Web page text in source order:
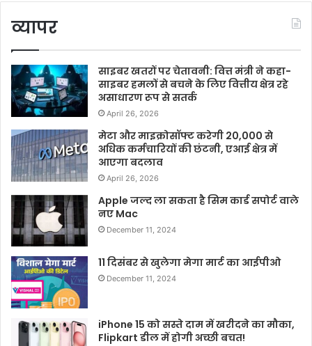
व्यापर
साइबर खतरों पर चेतावनी: वित्त मंत्री ने कहा-
साइबर हमलों से बचने के लिए वित्तीय क्षेत्र रहे
असाधारण रूप से सतर्क
April 26, 2026
मेटा और माइक्रोसॉफ्ट करेगी 20,000 से
अधिक कर्मचारियों की छंटनी, एआई क्षेत्र में
आएगा बदलाव
April 26, 2026
Apple जल्द ला सकता है सिम कार्ड सपोर्ट वाले
नए Mac
December 11, 2024
11 दिसंबर से खुलेगा मेगा मार्ट का आईपीओ
December 11, 2024
iPhone 15 को सस्ते दाम में खरीदने का मौका,
Flipkart डील में होगी अच्छी बचत!